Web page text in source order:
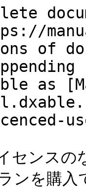
of
as
センスの
ンを購入